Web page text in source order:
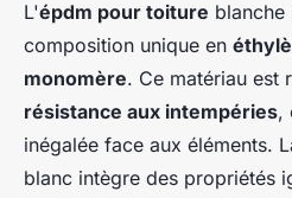
L'épdm pour toiture blanche
composition unique en
monomère. Ce matériau est
résistance aux intempéries,
inégalée face aux éléments.
blanc intègre des propriétés